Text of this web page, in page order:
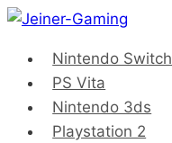
Saltar
contenidoNintendo Switch
PS Vita
Nintendo 3ds
Playstation 2